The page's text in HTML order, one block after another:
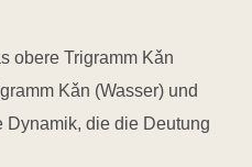
obere Trigramm Kǎn
Kǎn (Wasser) und
Dynamik, die die Deutung